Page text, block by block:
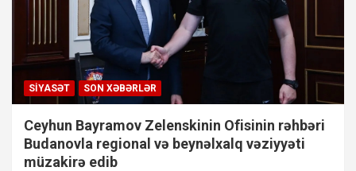
SIYASƏT SON XƏBƏRLƏR
Ceyhun Bayramov Zelenskinin Ofisinin rəhbəri
Budanovla regional və beynəlxalq vəziyyəti
müzakirə edib